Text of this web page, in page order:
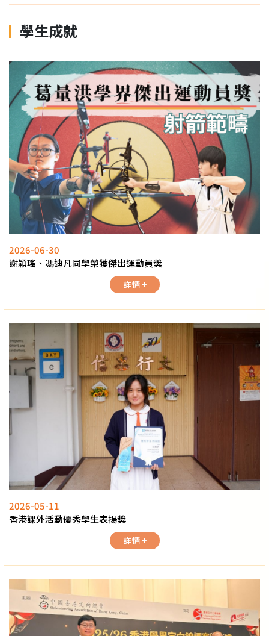
學生成就
2026-06-30
謝穎瑤、馮迪凡同學榮獲傑出運動員獎
詳情 +
2026-05-11
香港課外活動優秀學生表揚獎
詳情 +